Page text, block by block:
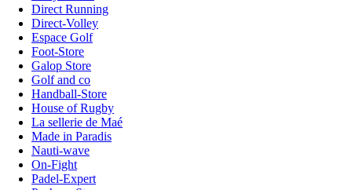
Direct Running
Direct-Volley
Espace Golf
Foot-Store
Galop Store
Golf and co
Handball-Store
House of Rugby
La sellerie de Maé
Made in Paradis
Nauti-wave
On-Fight
Padel-Expert